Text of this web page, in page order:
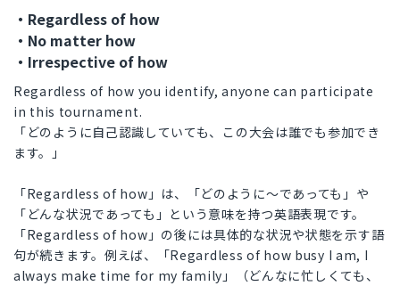
・Regardless of how
・No matter how
・Irrespective of how
Regardless of how you identify, anyone can participate
in this tournament.
「どのように自己認識していても、この大会は誰でも参加でき
ます。」
「Regardless of how」は、「どのように〜であっても」や
「どんな状況であっても」という意味を持つ英語表現です。
「Regardless of how」の後には具体的な状況や状態を示す語
句が続きます。例えば、「Regardless of how busy I am, I
always make time for my family」（どんなに忙しくても、